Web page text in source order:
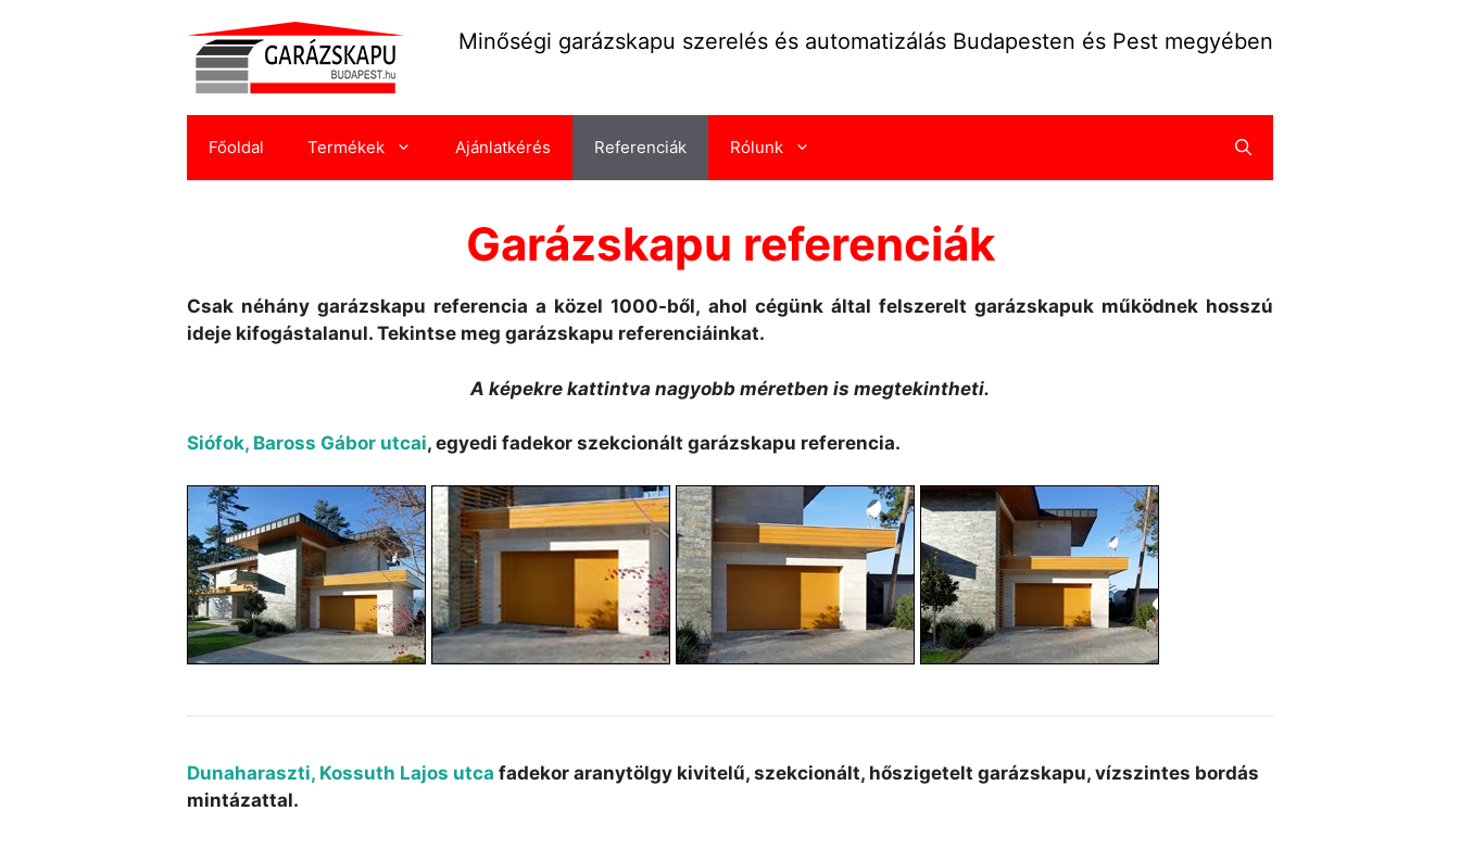
Minőségi garázskapu szerelés és automatizálás Budapesten és Pest megyében
Főoldal Termékek Ajánlatkérés Referenciák Rólunk
Garázskapu referenciák
Csak néhány garázskapu referencia a közel 1000-ből, ahol cégünk által felszerelt garázskapuk működnek hosszú
ideje kifogástalanul. Tekintse meg garázskapu referenciáinkat.
A képekre kattintva nagyobb méretben is megtekintheti.
Siófok, Baross Gábor utcai, egyedi fadekor szekcionált garázskapu referencia.
Dunaharaszti, Kossuth Lajos utca fadekor aranytölgy kivitelű, szekcionált, hőszigetelt garázskapu, vízszintes bordás
mintázattal.